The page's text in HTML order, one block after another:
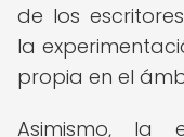
de los
la
propia en el
Asimismo, la